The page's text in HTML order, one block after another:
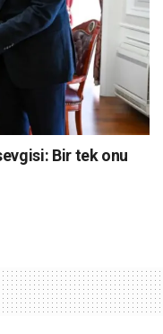
Bir tek onu